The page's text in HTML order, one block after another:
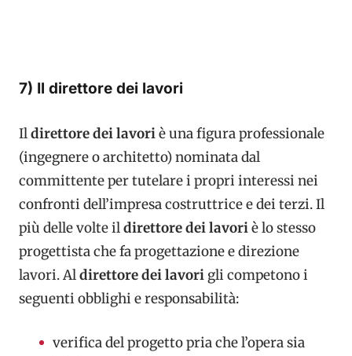
7) Il direttore dei lavori
Ildirettore dei lavoriè una figura professionale
(ingegnere o architetto) nominata dal
committente per tutelare i propri interessi nei
confronti dell’impresa costruttrice e dei terzi. Il
più delle volte ildirettore dei lavoriè lo stesso
progettista che fa progettazione e direzione
lavori. Aldirettore dei lavori gli competono i
seguenti obblighi e responsabilità:
verifica del progetto pria che l’opera sia